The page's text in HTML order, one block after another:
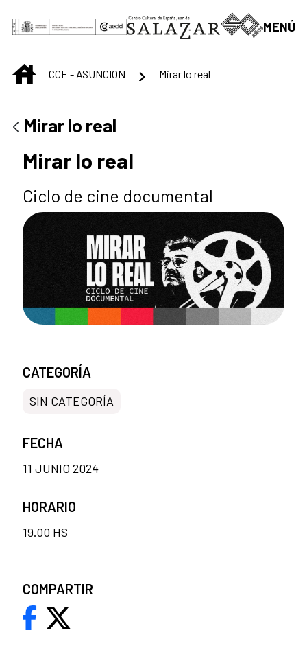
Saltar al contenido principal
MENÚ
INICIOCCE - ASUNCION Mirar lo real
Mirar lo real
Mirar lo real
Ciclo de cine documental
CATEGORÍA
SIN CATEGORÍA
FECHA
11 JUNIO 2024
HORARIO
19.00 HS
COMPARTIR